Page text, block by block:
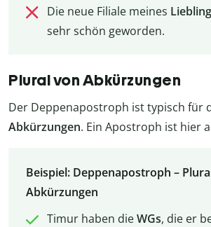
Die neue Filiale meines
sehr schön geworden.
Plural von Abkürzungen
Der Deppenapostroph ist typisch für
Abkürzungen. Ein Apostroph ist hier
Beispiel: Deppenapostroph –
Abkürzungen
Timur haben dieWGs, die er